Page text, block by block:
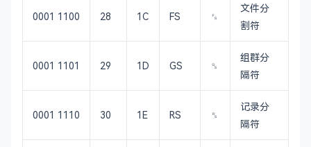
0001 1100 28 1C FS ␜
文件分
割符
0001 1101 29 1D GS ␝
组群分
隔符
0001 1110 30 1E RS ␞
记录分
隔符